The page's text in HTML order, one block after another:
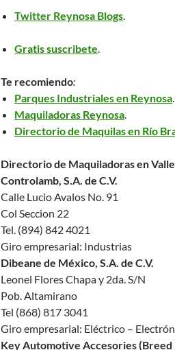
Twitter Reynosa Blogs.
Gratis suscribete.
Te recomiendo:
Parques Industriales en Reynosa.
Maquiladoras Reynosa.
Directorio de Maquilas en Río
Directorio de Maquiladoras en
Controlamb, S.A. de C.V.
Calle Lucio Avalos No. 91
Col Seccion 22
Tel. (894) 842 4021
Giro empresarial: Industrias
Dibeane de México, S.A. de C.V.
Leonel Flores Chapa y 2da. S/N
Pob. Altamirano
Tel (868) 817 3041
Giro empresarial: Eléctrico –
Key Automotive Accesories (Breed